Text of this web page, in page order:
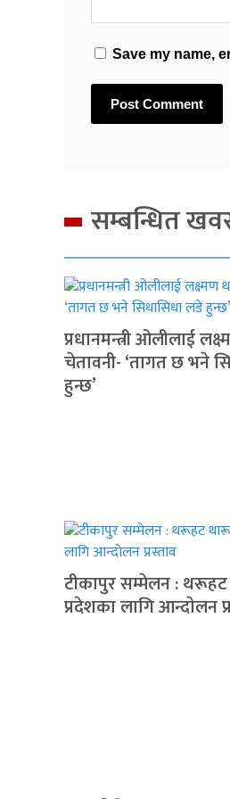
Save my name,
सम्बन्धित
प्रधानमन्त्री ओलीलाई
चेतावनी- ‘तागत छ भने
हुन्छ’
टीकापुर सम्मेलन :
प्रदेशका लागि आन्दाेलन